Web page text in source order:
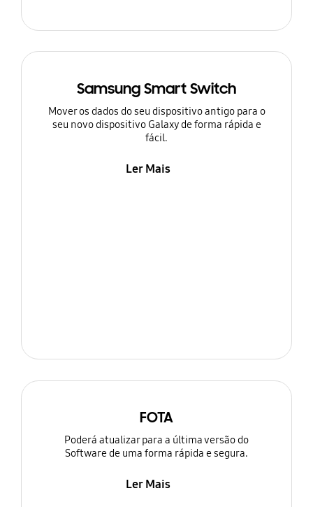
Samsung Smart Switch
Mover os dados do seu dispositivo antigo para o
seu novo dispositivo Galaxy de forma rápida e
fácil.
Ler Mais
FOTA
Poderá atualizar para a última versão do
Software de uma forma rápida e segura.
Ler Mais